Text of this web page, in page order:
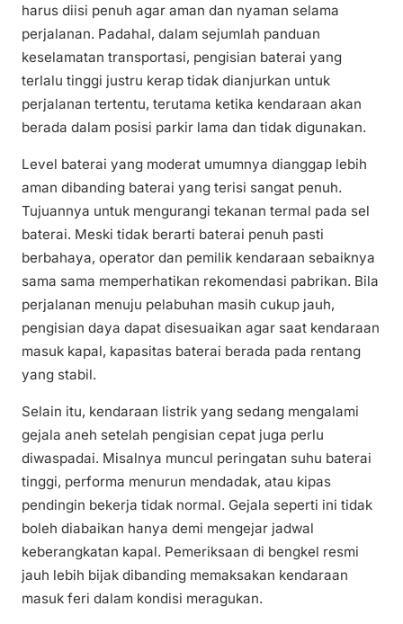
harus diisi penuh agar aman dan nyaman selama
perjalanan. Padahal, dalam sejumlah panduan
keselamatan transportasi, pengisian baterai yang
terlalu tinggi justru kerap tidak dianjurkan untuk
perjalanan tertentu, terutama ketika kendaraan akan
berada dalam posisi parkir lama dan tidak digunakan.
Level baterai yang moderat umumnya dianggap lebih
aman dibanding baterai yang terisi sangat penuh.
Tujuannya untuk mengurangi tekanan termal pada sel
baterai. Meski tidak berarti baterai penuh pasti
berbahaya, operator dan pemilik kendaraan sebaiknya
sama sama memperhatikan rekomendasi pabrikan. Bila
perjalanan menuju pelabuhan masih cukup jauh,
pengisian daya dapat disesuaikan agar saat kendaraan
masuk kapal, kapasitas baterai berada pada rentang
yang stabil.
Selain itu, kendaraan listrik yang sedang mengalami
gejala aneh setelah pengisian cepat juga perlu
diwaspadai. Misalnya muncul peringatan suhu baterai
tinggi, performa menurun mendadak, atau kipas
pendingin bekerja tidak normal. Gejala seperti ini tidak
boleh diabaikan hanya demi mengejar jadwal
keberangkatan kapal. Pemeriksaan di bengkel resmi
jauh lebih bijak dibanding memaksakan kendaraan
masuk feri dalam kondisi meragukan.